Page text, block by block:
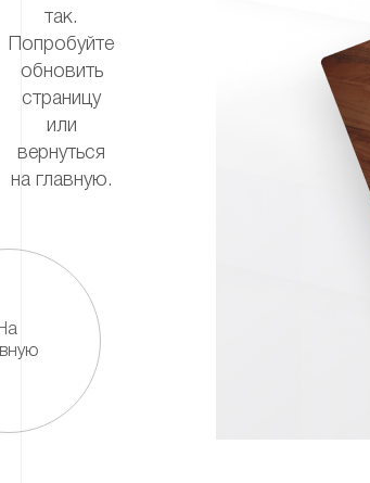
так.
Попробуйте
обновить
страницу
или
вернуться
на главную.